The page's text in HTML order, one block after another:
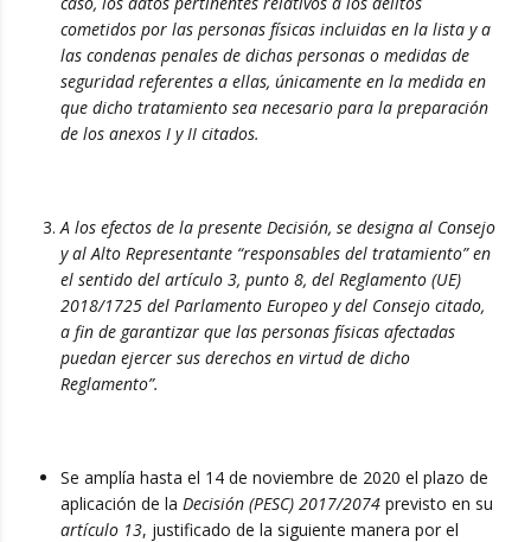
cometidos por las personas físicas incluidas en la lista y a
las condenas penales de dichas personas o medidas de
seguridad referentes a ellas, únicamente en la medida en
que dicho tratamiento sea necesario para la preparación
de los anexos I y II citados.
A los efectos de la presente Decisión, se designa al Consejo
y al Alto Representante “responsables del tratamiento” en
el sentido del artículo 3, punto 8, del Reglamento (UE)
2018/1725 del Parlamento Europeo y del Consejo citado,
a fin de garantizar que las personas físicas afectadas
puedan ejercer sus derechos en virtud de dicho
Reglamento”.
Se amplía hasta el 14 de noviembre de 2020 el plazo de
aplicación de la Decisión (PESC) 2017/2074 previsto en su
artículo 13, justificado de la siguiente manera por el